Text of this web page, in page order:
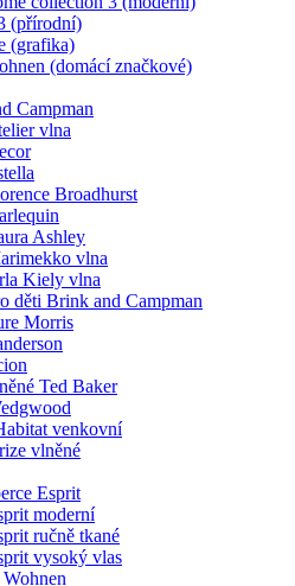
(přírodní)
(grafika)
(domácí značkové)
Campman
vlna
Broadhurst
Ashley
vlna
Kiely vlna
děti Brink and Campman
Morris
Ted Baker
venkovní
vlněné
Esprit
moderní
ručně tkané
vysoký vlas